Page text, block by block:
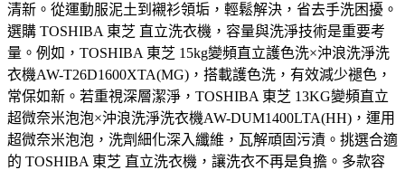
清新。從運動服泥土到襯衫領垢，輕鬆解決，省去手洗困擾。
選購 TOSHIBA 東芝 直立洗衣機，容量與洗淨技術是重要考
量。例如，TOSHIBA 東芝 15kg變頻直立護色洗×沖浪洗淨洗
衣機AW-T26D1600XTA(MG)，搭載護色洗，有效減少褪色，
常保如新。若重視深層潔淨，TOSHIBA 東芝 13KG變頻直立
超微奈米泡泡×沖浪洗淨洗衣機AW-DUM1400LTA(HH)，運用
超微奈米泡泡，洗劑細化深入纖維，瓦解頑固污漬。挑選合適
的 TOSHIBA 東芝 直立洗衣機，讓洗衣不再是負擔。多款容